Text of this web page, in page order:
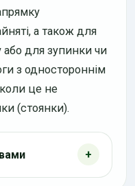
а також для
або для зупинки чи
з одностороннім
це не
(стоянки).